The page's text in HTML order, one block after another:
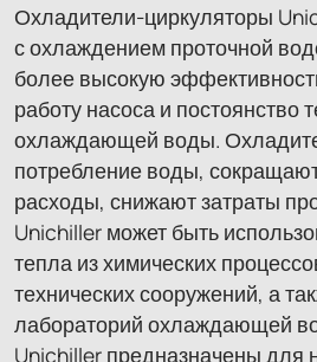
Охладители-циркуляторы
с охлаждением проточной
более высокую
работу насоса и постоянство
охлаждающей воды.
потребление воды,
расходы, снижают затраты
Unichiller может быть
тепла из химических
технических сооружений, а
лабораторий охлаждающей
Unichiller предназначены для